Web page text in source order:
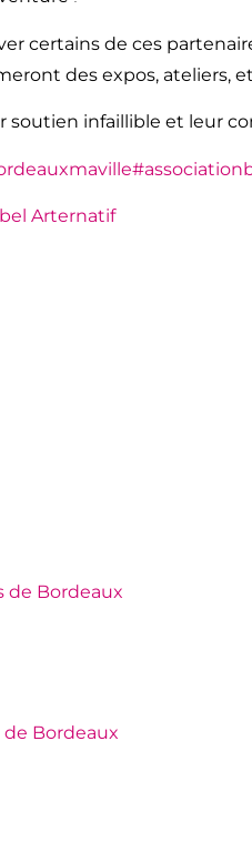
certains de ces
des expos, ateliers,
soutien infaillible et leur
Arternatif
de Bordeaux
Bordeaux